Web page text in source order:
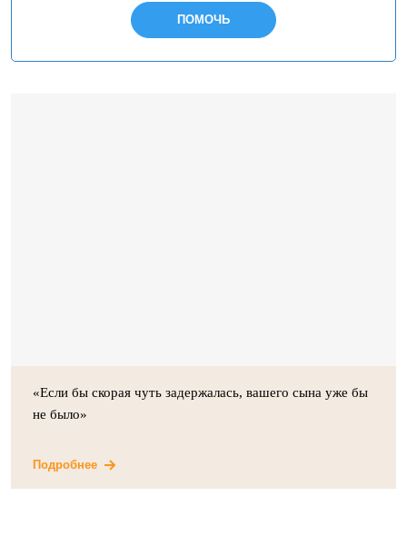
ПОМОЧЬ
«Если бы скорая чуть задержалась, вашего сына уже бы
не было»
Подробнее